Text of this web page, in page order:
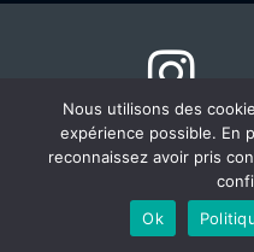
© copyright
Nous utilisons des
expérience possible. En
reconnaissez avoir pris
Ok